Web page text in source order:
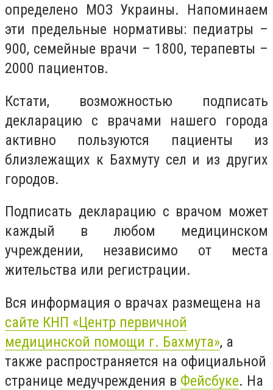
определено МОЗ Украины. Напоминаем
эти предельные нормативы: педиатры –
900, семейные врачи – 1800, терапевты –
2000 пациентов.
Кстати, возможностью подписать
декларацию с врачами нашего города
активно пользуются пациенты из
близлежащих к Бахмуту сел и из других
городов.
Подписать декларацию с врачом может
каждый в любом медицинском
учреждении, независимо от места
жительства или регистрации.
Вся информация о врачах размещена на
сайте КНП «Центр первичной
медицинской помощи г. Бахмута», а
также распространяется на официальной
странице медучреждения в Фейсбуке. На